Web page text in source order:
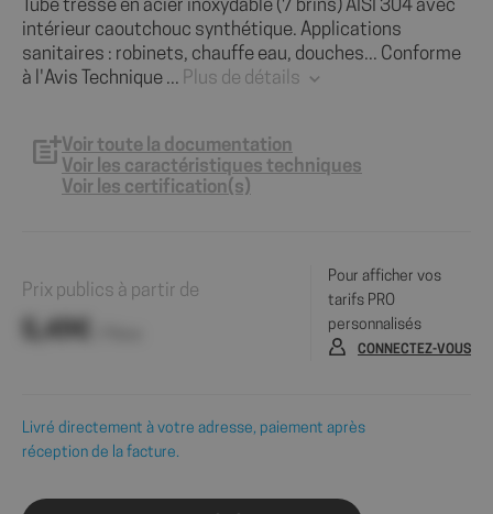
Tube tressé en acier inoxydable (7 brins) AISI 304 avec
intérieur caoutchouc synthétique. Applications
sanitaires : robinets, chauffe eau, douches... Conforme
à l'Avis Technique ... Plus de détails
Voir toute la documentation
Voir les caractéristiques techniques
Voir les certification(s)
Prix publics à partir de
5,49€
Pour afficher vos
tarifs PRO
personnalisés
CONNECTEZ-VOUS
Livré directement à votre adresse, paiement après
réception de la facture.